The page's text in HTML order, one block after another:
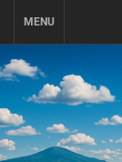
MENU